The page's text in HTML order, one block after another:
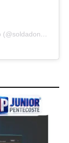
Um post compartilhado por Soldado Noelio (@soldadonoelio)